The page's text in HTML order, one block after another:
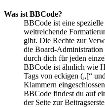
Was ist BBCode?
BBCode ist eine
weitreichende
gibt. Die Rechte zur
die Board-Administration
durch dich für jeden
BBCode ist ähnlich wie
Tags von eckigen („[“
Klammern
BBCode findest du auf
der Seite zur